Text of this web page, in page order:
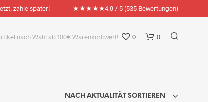
zahle später! ★★★★★4.8 / 5 (535 Bewertungen)
nach Wahl ab 100€ Warenkorbwert! 0 0
NACH AKTUALITÄT SORTIEREN